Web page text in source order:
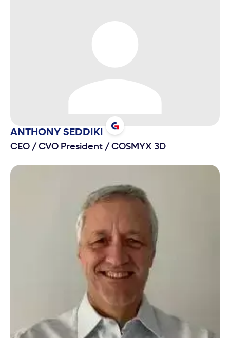
ANTHONY SEDDIKI
CEO / CVO President / COSMYX 3D